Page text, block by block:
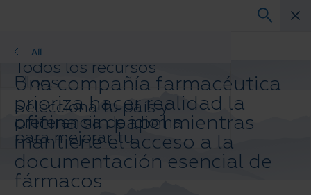
Todos los recursos
Blogs
Casos de éxito de clientes
Guías de soluciones
Webinars
White papers
All
Selecciona tu país y
preferencia de idioma
para mejorar tu
experiencia de
navegación.
País e idioma preferidos:
Casos de éxito de clientes
Una compañía farmacéutica
prioriza hacer realidad la
oficina sin papel mientras
mantiene el acceso a la
documentación esencial de
fármacos